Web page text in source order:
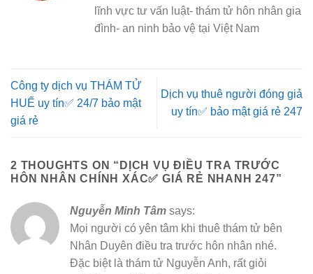
lĩnh vực tư vấn luật- thám tử hôn nhân gia
đình- an ninh bảo vệ tại Việt Nam
Công ty dịch vụ THÁM TỬ
HUẾ uy tín✅ 24/7 bảo mật
giá rẻ
Dịch vụ thuê người đóng giả
uy tín✅ bảo mật giá rẻ 247
2 THOUGHTS ON “ DỊCH VỤ ĐIỀU TRA TRƯỚC
HÔN NHÂN CHÍNH XÁC✅️ GIÁ RẺ NHANH 247”
Nguyễn Minh Tâm says:
Mọi người có yên tâm khi thuê thám tử bên
Nhân Duyên điều tra trước hôn nhân nhé.
Đặc biệt là thám tử Nguyễn Anh, rất giỏi